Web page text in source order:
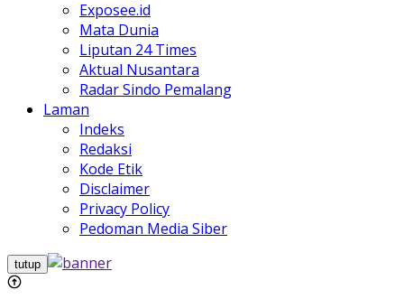
Exposee.id
Mata Dunia
Liputan 24 Times
Aktual Nusantara
Radar Sindo Pemalang
Laman
Indeks
Redaksi
Kode Etik
Disclaimer
Privacy Policy
Pedoman Media Siber
tutup